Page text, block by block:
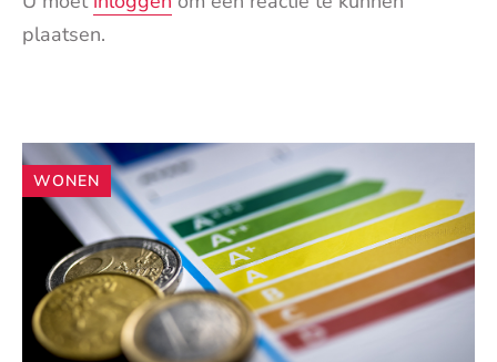
plaatsen.
Andere
artikelen
WONEN